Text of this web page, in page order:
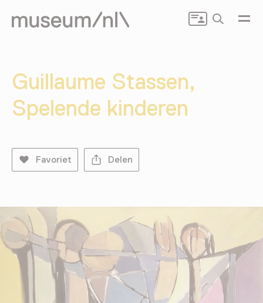
Zoeken
Guillaume Stassen,
Spelende kinderen
Favoriet Delen